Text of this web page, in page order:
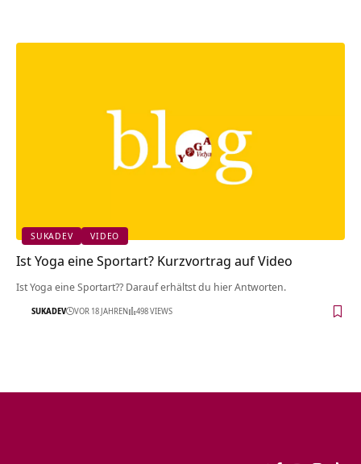
SUKADEV VIDEO
Ist Yoga eine Sportart? Kurzvortrag auf Video
Ist Yoga eine Sportart?? Darauf erhältst du hier Antworten.
SUKADEV VOR 18 JAHREN 498 VIEWS